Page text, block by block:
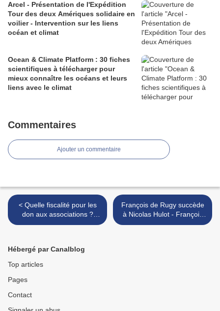
Arcel - Présentation de l'Expédition
Tour des deux Amériques solidaire en
voilier - Intervention sur les liens
océan et climat
Ocean & Climate Platform : 30 fiches
scientifiques à télécharger pour
mieux connaître les océans et leurs
liens avec le climat
Commentaires
Ajouter un commentaire
< Quelle fiscalité pour les
don aux associations ?
What tax for donations to
François de Rugy succède
à Nicolas Hulot - François
de Rugy succeeds Nicolas
Hébergé par Canalblog
Top articles
Pages
Contact